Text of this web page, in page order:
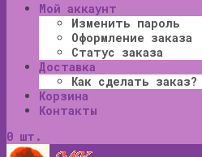
Мой аккаунт
Изменить пароль
Оформление заказа
Статус заказа
Доставка
Как сделать заказ?
Корзина
Контакты
0 шт.